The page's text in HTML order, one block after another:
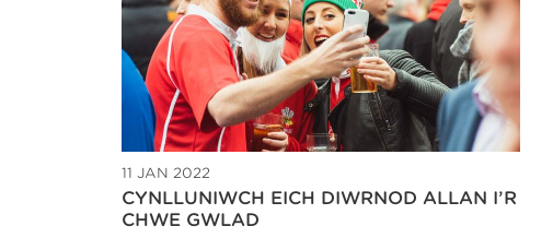
11 JAN 2022
CYNLLUNIWCH EICH DIWRNOD ALLAN I’R
CHWE GWLAD